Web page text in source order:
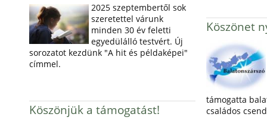
2025 szeptembertől sok
szeretettel várunk
minden 30 év feletti
egyedülálló testvért. Új
sorozatot kezdünk "A hit és példaképei"
címmel.
Köszönet
támogatta
családos
Köszönjük a támogatást!